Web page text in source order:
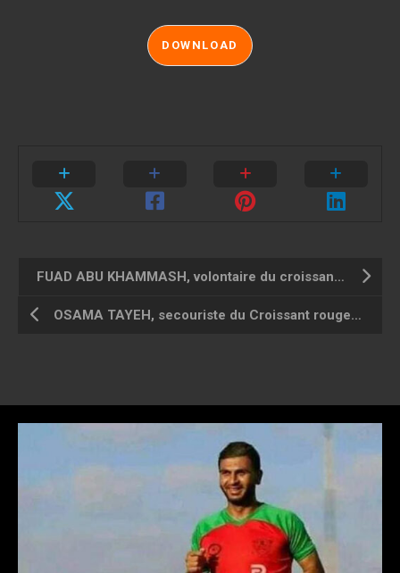
DOWNLOAD
FUAD ABU KHAMMASH, volontaire du croissant rouge palestinien & journaliste
OSAMA TAYEH, secouriste du Croissant rouge palestinien